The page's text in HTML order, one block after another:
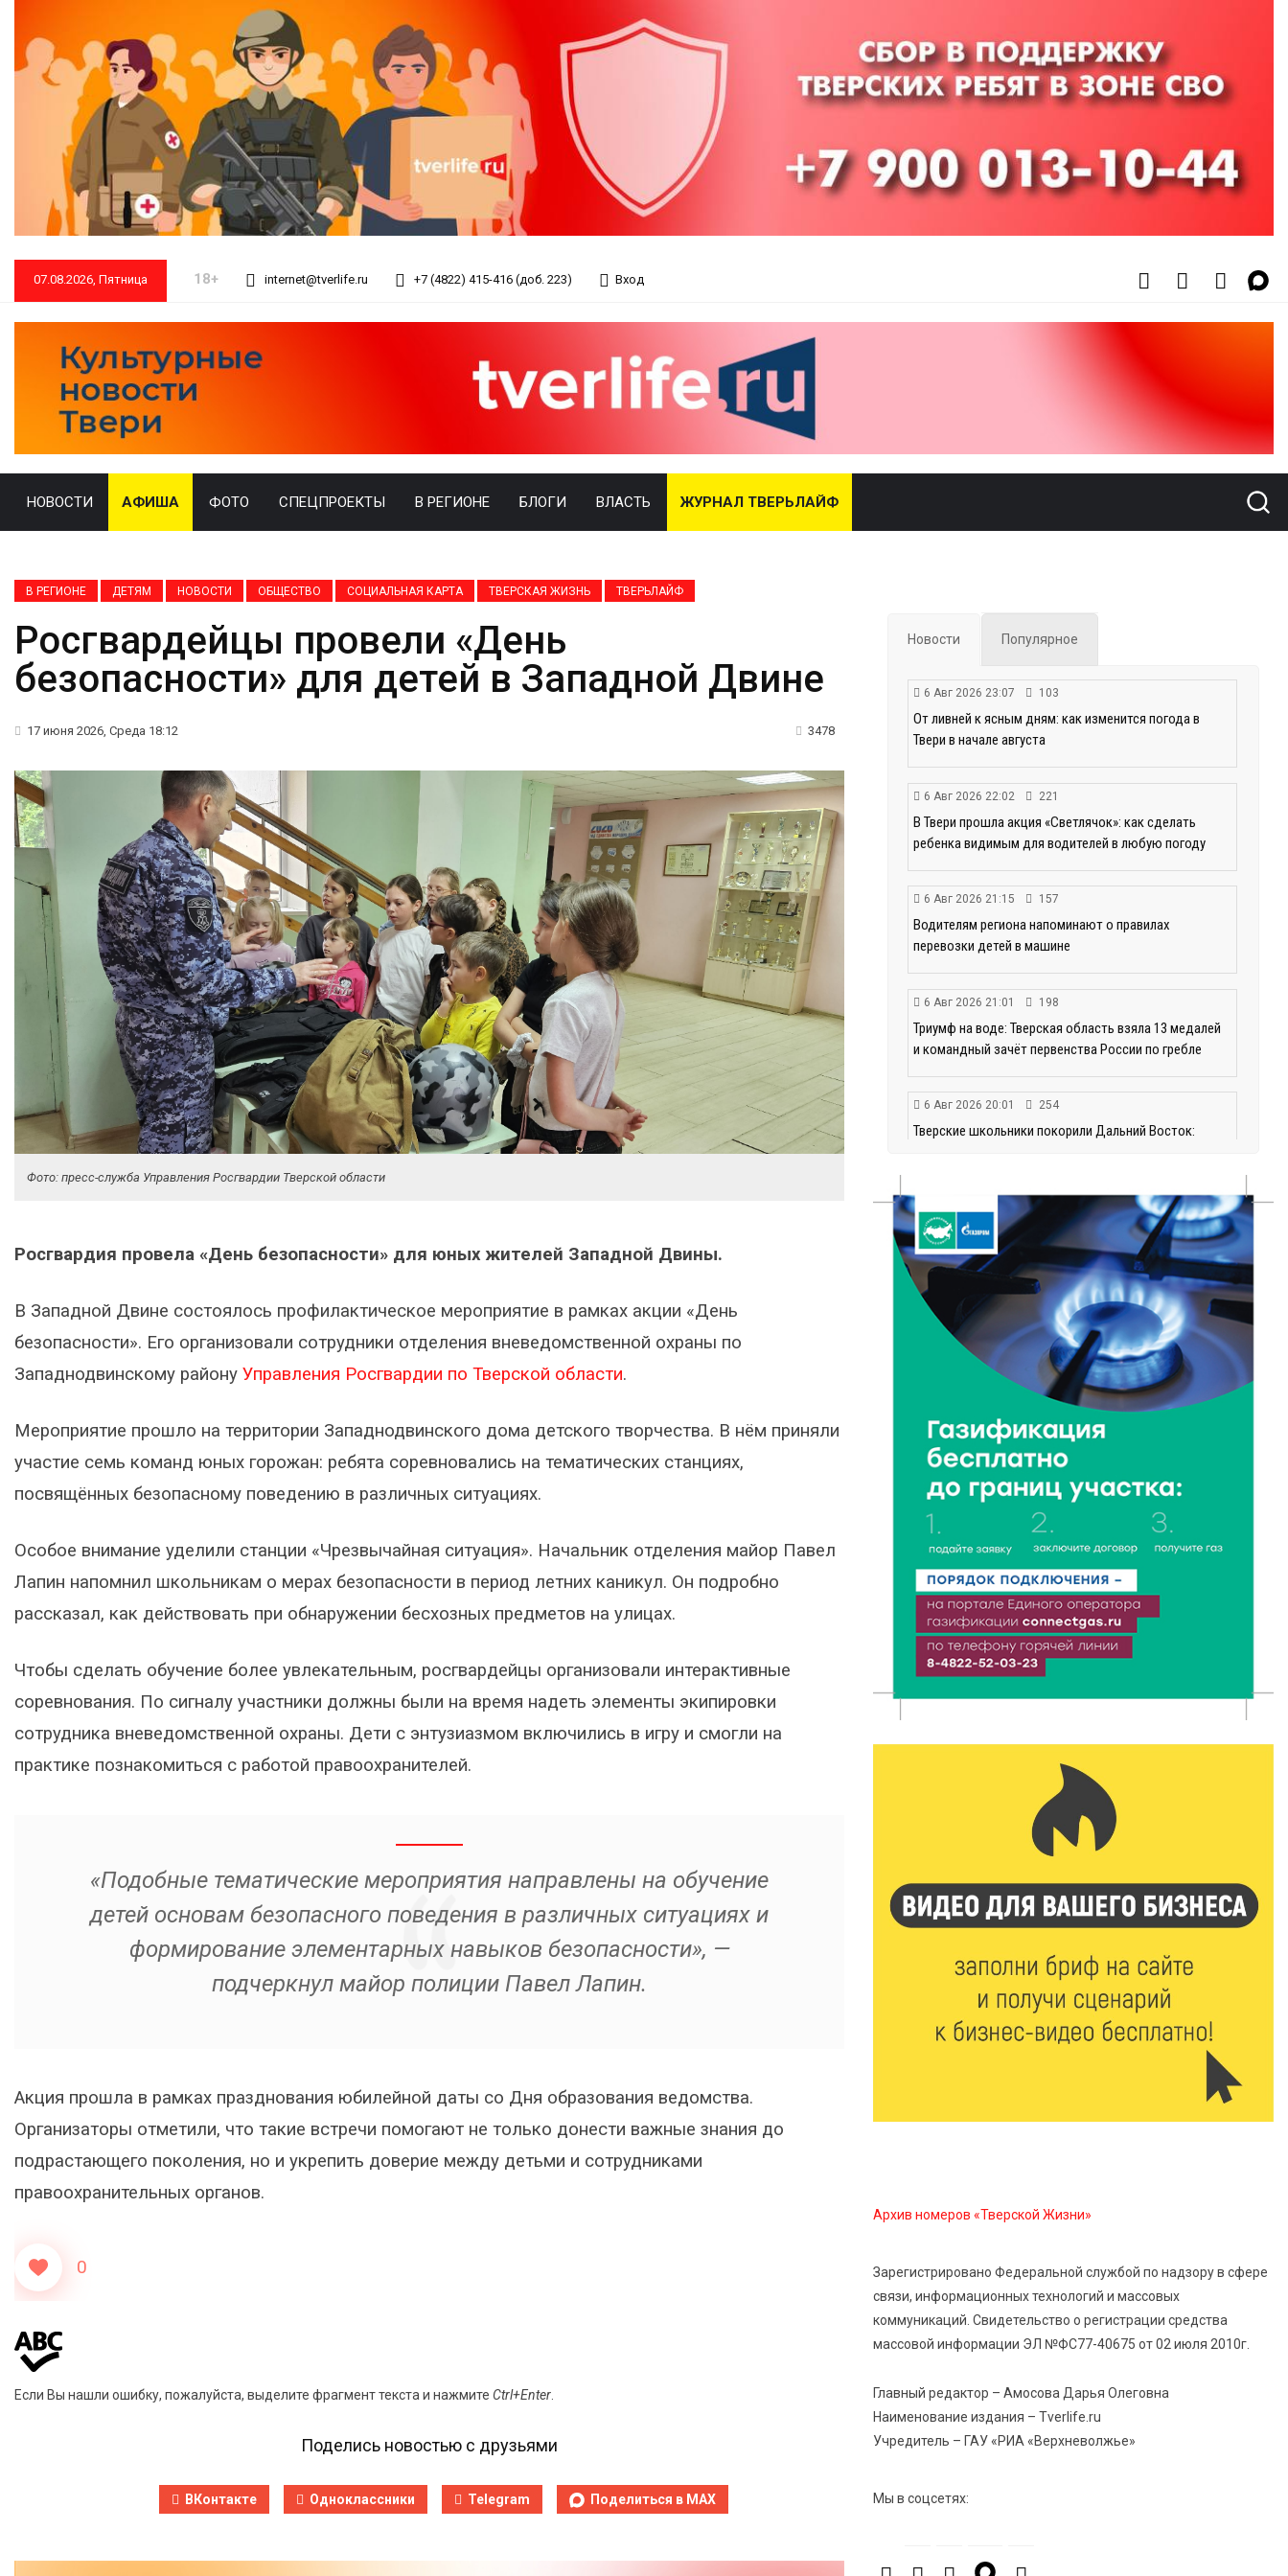
07.08.2026, Пятница 18+ internet@tverlife.ru +7 (4822) 415-416 (доб. 223) Вход
НОВОСТИ АФИША ФОТО СПЕЦПРОЕКТЫ В РЕГИОНЕ БЛОГИ ВЛАСТЬ ЖУРНАЛ ТВЕРЬЛАЙФ
В РЕГИОНЕ ДЕТЯМ НОВОСТИ ОБЩЕСТВО СОЦИАЛЬНАЯ КАРТА ТВЕРСКАЯ ЖИЗНЬ ТВЕРЬЛАЙФ
Росгвардейцы провели «День
безопасности» для детей в Западной Двине
17 июня 2026, Среда 18:12 3478
Фото: пресс-служба Управления Росгвардии Тверской области
Росгвардия провела «День безопасности» для юных жителей Западной Двины.
В Западной Двине состоялось профилактическое мероприятие в рамках акции «День
безопасности». Его организовали сотрудники отделения вневедомственной охраны по
Западнодвинскому району Управления Росгвардии по Тверской области.
Мероприятие прошло на территории Западнодвинского дома детского творчества. В нём приняли
участие семь команд юных горожан: ребята соревновались на тематических станциях,
посвящённых безопасному поведению в различных ситуациях.
Особое внимание уделили станции «Чрезвычайная ситуация». Начальник отделения майор Павел
Лапин напомнил школьникам о мерах безопасности в период летних каникул. Он подробно
рассказал, как действовать при обнаружении бесхозных предметов на улицах.
Чтобы сделать обучение более увлекательным, росгвардейцы организовали интерактивные
соревнования. По сигналу участники должны были на время надеть элементы экипировки
сотрудника вневедомственной охраны. Дети с энтузиазмом включились в игру и смогли на
практике познакомиться с работой правоохранителей.
«Подобные тематические мероприятия направлены на обучение
детей основам безопасного поведения в различных ситуациях и
формирование элементарных навыков безопасности», —
подчеркнул майор полиции Павел Лапин.
Акция прошла в рамках празднования юбилейной даты со Дня образования ведомства.
Организаторы отметили, что такие встречи помогают не только донести важные знания до
подрастающего поколения, но и укрепить доверие между детьми и сотрудниками
правоохранительных органов.
0
Если Вы нашли ошибку, пожалуйста, выделите фрагмент текста и нажмите Ctrl+Enter
Поделись новостью с друзьями
ВКонтакте Одноклассники Telegram Поделиться в MAX
Новости Популярное
6 Авг 2026 23:07 103
От ливней к ясным дням: как изменится погода в
Твери в начале августа
6 Авг 2026 22:02 221
В Твери прошла акция «Светлячок»: как сделать
ребенка видимым для водителей в любую погоду
6 Авг 2026 21:15 157
Водителям региона напоминают о правилах
перевозки детей в машине
6 Авг 2026 21:01 198
Триумф на воде: Тверская область взяла 13 медалей
и командный зачёт первенства России по гребле
6 Авг 2026 20:01 254
Тверские школьники покорили Дальний Восток:
236
Забота о пациентах и врачах: в ГКБ №7 стало ещё
комфортнее
6 Авг 2026 18:18 227
Большие деньги для большой модернизации
тверских заводов
«Дух больших побед»: глава спорткомитета оценил
состояние СШОР по гребле в Твери
6 Авг 2026 17:01 203
День рождения Светофора: в детском саду № 6
6 Авг 2026 16:41 286
В Твери пройдёт дополнительный день приёма в
колледжи
Исследование: ежемесячная смена категорий
кешбэка создает волны спроса
286
Тверские «Романтики» покорили Витебск своей
6 Авг 2026 16:08 358
Виталий Королев наградил строителей и
анонсировал новые проекты
6 Авг 2026 16:02 139
Голубев проверил школы и детсады Зубцова к 1
сентября
6 Авг 2026 15:01 225
Владимира Васильева о героях СВО проходит в РГБ
6 Авг 2026 14:55 181
6 Авг 2026 14:01
Архив номеров «Тверской Жизни»
Зарегистрировано Федеральной службой по надзору в сфере
связи, информационных технологий и массовых
коммуникаций. Свидетельство о регистрации средства
массовой информации ЭЛ №ФС77-40675 от 02 июля 2010г.
Главный редактор – Амосова Дарья Олеговна
Наименование издания – Tverlife.ru
Учредитель – ГАУ «РИА «Верхневолжье»
Мы в соцсетях: